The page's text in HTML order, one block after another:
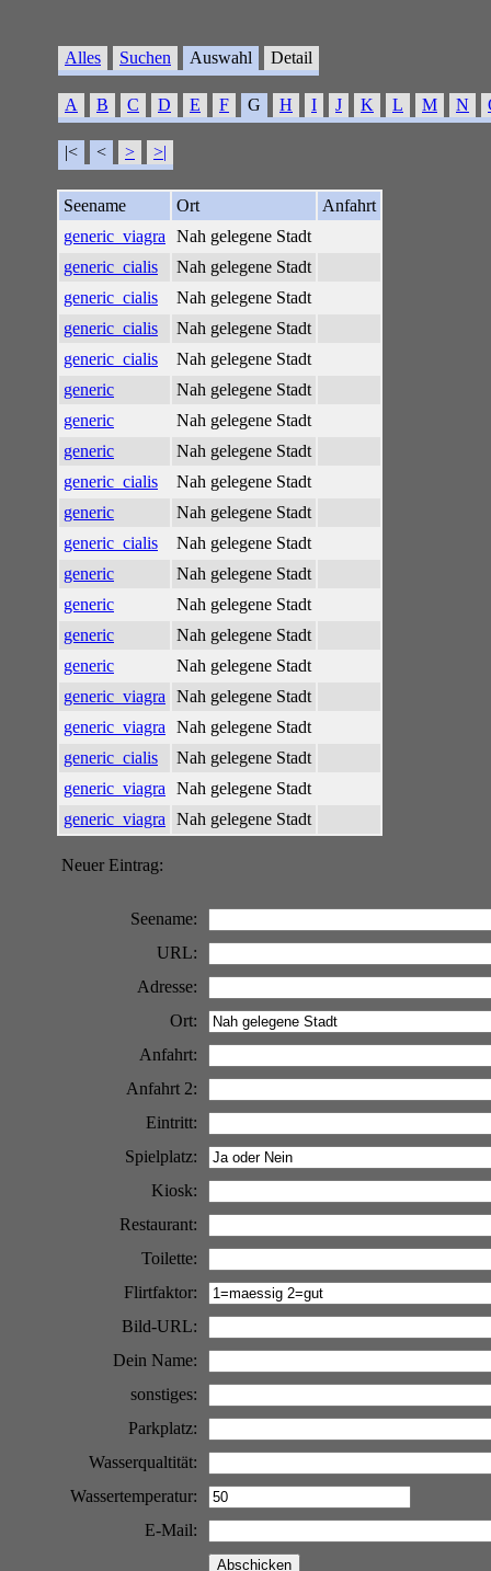
Alles Suchen Auswahl Detail
A B C D E F G H I J K L M N
|< < > >|
Seename Ort
Anfahrt
generic_viagra
Nah gelegene Stadt
generic_cialis
Nah gelegene Stadt
generic_cialis
Nah gelegene Stadt
generic_cialis
Nah gelegene Stadt
generic_cialis
Nah gelegene Stadt
generic
Nah gelegene Stadt
generic
Nah gelegene Stadt
generic
Nah gelegene Stadt
generic_cialis
Nah gelegene Stadt
generic
Nah gelegene Stadt
generic_cialis
Nah gelegene Stadt
generic
Nah gelegene Stadt
generic
Nah gelegene Stadt
generic
Nah gelegene Stadt
generic
Nah gelegene Stadt
generic_viagra
Nah gelegene Stadt
generic_viagra
Nah gelegene Stadt
generic_cialis
Nah gelegene Stadt
generic_viagra
Nah gelegene Stadt
generic_viagra
Nah gelegene Stadt
Neuer Eintrag:
Seename:
URL:
Adresse:
Ort:
Anfahrt:
Anfahrt 2:
Eintritt:
Spielplatz:
Kiosk:
Restaurant:
Toilette:
Flirtfaktor:
Bild-URL:
Dein Name:
sonstiges:
Parkplatz:
Wasserqualtität:
Wassertemperatur:
E-Mail: